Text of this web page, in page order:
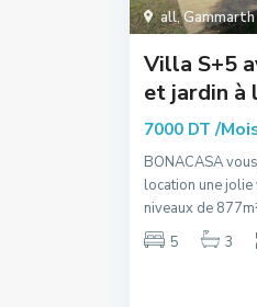
all,Gammarth
Villa S+5
et jardin à
7000 DT/
BONACASA
location une
niveaux de
5
3